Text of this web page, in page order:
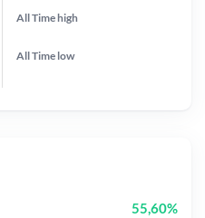
All Timehigh
All Time low
55,60%